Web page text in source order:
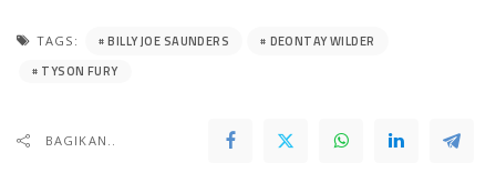
TAGS: BILLY JOE SAUNDERS
DEONTAY WILDER
TYSON FURY
BAGIKAN..